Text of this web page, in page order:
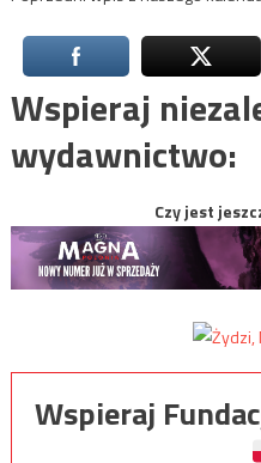
Wspieraj
wydawnictwo:
Czy jest
Wspieraj